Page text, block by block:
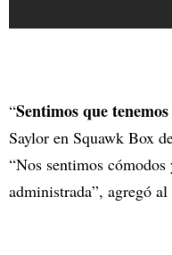
“Sentimos que
Saylor en Squawk Box
“Nos sentimos
administrada”, agregó al